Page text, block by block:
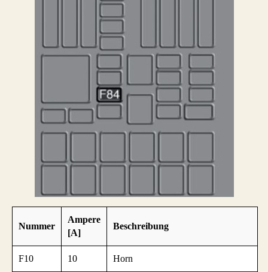
Nummer
Ampere
[A]
Beschreibung
F10 10 Horn